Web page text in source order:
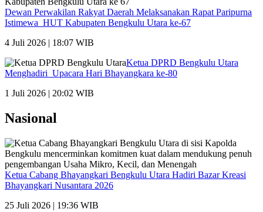
Dewan Perwakilan Rakyat Daerah Melaksanakan Rapat Paripurna
Istimewa HUT Kabupaten Bengkulu Utara ke-67
4 Juli 2026 | 18:07 WIB
Ketua DPRD Bengkulu Utara
Menghadiri Upacara Hari Bhayangkara ke-80
1 Juli 2026 | 20:02 WIB
Nasional
Ketua Cabang Bhayangkari Bengkulu Utara Hadiri Bazar Kreasi
Bhayangkari Nusantara 2026
25 Juli 2026 | 19:36 WIB